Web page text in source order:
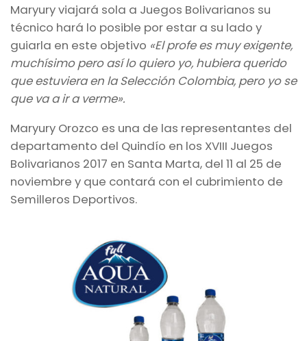
Maryury viajará sola a Juegos Bolivarianos su
técnico hará lo posible por estar a su lado y
guiarla en este objetivo «El profe es muy exigente,
muchísimo pero así lo quiero yo, hubiera querido
que estuviera en la Selección Colombia, pero yo se
que va a ir a verme».
Maryury Orozco es una de las representantes del
departamento del Quindío en los XVIII Juegos
Bolivarianos 2017 en Santa Marta, del 11 al 25 de
noviembre y que contará con el cubrimiento de
Semilleros Deportivos.